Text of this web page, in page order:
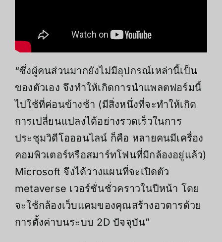
“ซึ่งผู้คนส่วนมากยังไม่มีอุปกรณ์เหล่านี้เป็น
ของตัวเอง จึงทำให้เกิดการนำแพลตฟอร์มนี้
ไปใช้ที่ค่อนข้างช้า (มีสิ่งหนึ่งที่จะทำให้เกิด
การเปลี่ยนแปลงได้อย่างรวดเร็วในการ
ประชุมวิดีโอออนไลน์ ก็คือ หลายคนมีเครื่อง
คอมพิวเตอร์หรือสมาร์ทโฟนที่มีกล้องอยู่แล้ว)
Microsoft จึงได้วางแผนที่จะเปิดตัว
metaverse เวอร์ชั่นชั่วคราวในปีหน้า โดย
จะใช้กล้องเว็บแคมของคุณสร้างอวตารด้วย
การตั้งค่าบนระบบ 2D ปัจจุบัน”